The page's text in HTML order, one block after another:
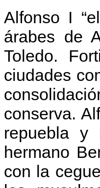
Alfonso I
árabes de
Toledo.
ciudades
conserva.
repuebla
hermano
con la